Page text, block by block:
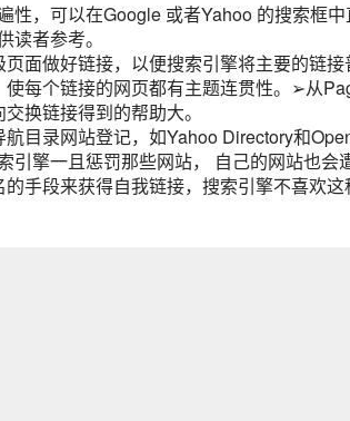
，可以在Google 或者Yahoo 的搜索框中
读者参考。
做好链接，以便搜索引擎将主要的链接
个链接的网页都有主题连贯性。➢从
链接得到的帮助大。
录网站登记，如Yahoo Directory和
引擎一且惩罚那些网站， 自己的网站也会
段来获得自我链接，搜索引擎不喜欢这